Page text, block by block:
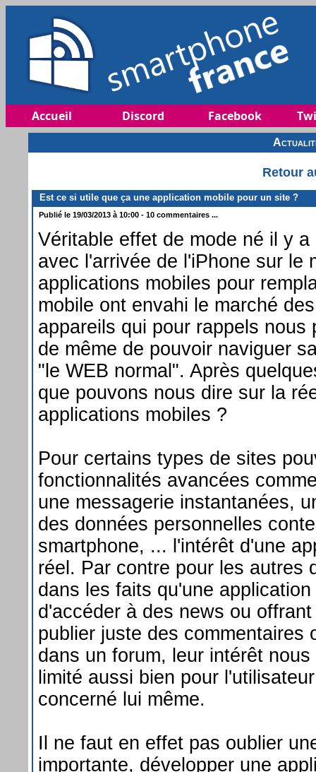
Accueil Discord Facebook
Retour
Est ce si utile que ça une application mobile pour un site ?
Publié le 19/03/2013 à 10:00 - 10 commentaires ...
Véritable effet de mode né il y
avec l'arrivée de l'iPhone sur le
applications mobiles pour
mobile ont envahi le marché
appareils qui pour rappels nous
de même de pouvoir naviguer
"le WEB normal". Après
que pouvons nous dire sur la
applications mobiles ?
Pour certains types de sites
fonctionnalités avancées
une messagerie instantanées,
des données personnelles
smartphone, ... l'intérêt d'une
réel. Par contre pour les autres
dans les faits qu'une
d'accéder à des news ou
publier juste des commentaires
dans un forum, leur intérêt
limité aussi bien pour
concerné lui même.
Il ne faut en effet pas oublier
importante, développer une